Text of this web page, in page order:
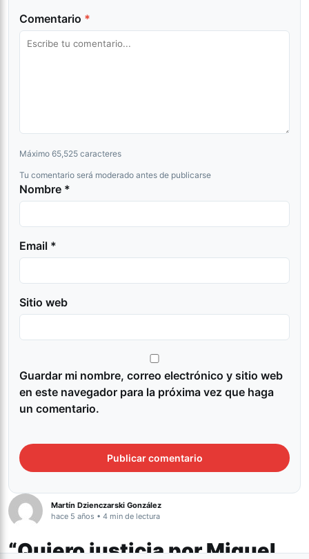
Comentario *
Máximo 65,525 caracteres
Tu comentario será moderado antes de publicarse
Nombre *
Email *
Sitio web
Guardar mi nombre, correo electrónico y sitio web
en este navegador para la próxima vez que haga
un comentario.
Martín Dzienczarski González
hace 5 años • 4 min de lectura
“Quiero justicia por Miguel,